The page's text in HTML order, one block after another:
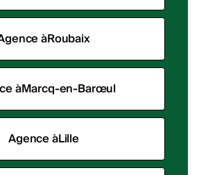
àRoubaix
àMarcq-en-Barœul
Agence àLille